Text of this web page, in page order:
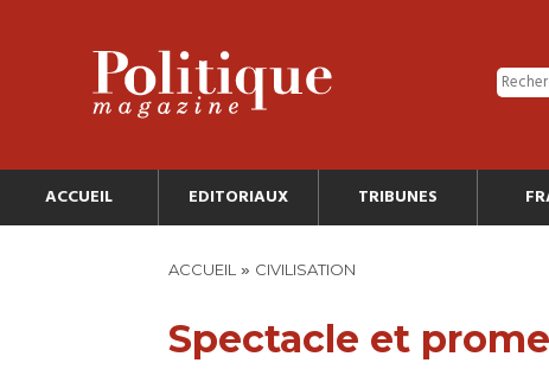
ACCUEIL EDITORIAUX TRIBUNES
ACCUEIL » CIVILISATION
Spectacle et